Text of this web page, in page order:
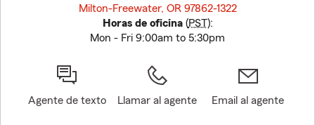
Milton-Freewater, OR 97862-1322
Horas de oficina(PST):
Mon - Fri 9:00am to 5:30pm
Agente de texto Llamar al agente Email al agente